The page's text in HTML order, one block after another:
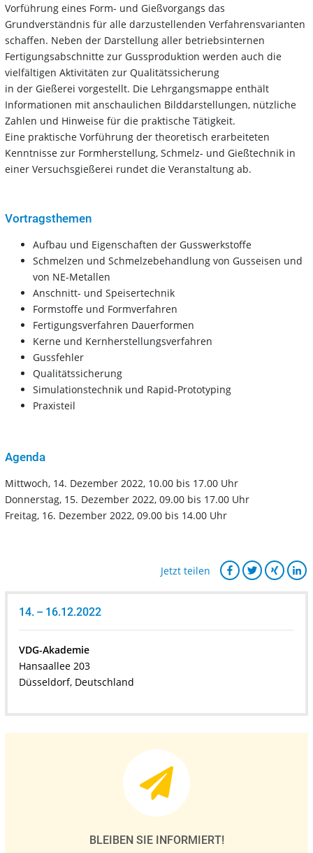
Vorführung eines Form- und Gießvorgangs das
Grundverständnis für alle darzustellenden Verfahrensvarianten
schaffen. Neben der Darstellung aller betriebsinternen
Fertigungsabschnitte zur Gussproduktion werden auch die
vielfältigen Aktivitäten zur Qualitätssicherung
in der Gießerei vorgestellt. Die Lehrgangsmappe enthält
Informationen mit anschaulichen Bilddarstellungen, nützliche
Zahlen und Hinweise für die praktische Tätigkeit.
Eine praktische Vorführung der theoretisch erarbeiteten
Kenntnisse zur Formherstellung, Schmelz- und Gießtechnik in
einer Versuchsgießerei rundet die Veranstaltung ab.
Vortragsthemen
Aufbau und Eigenschaften der Gusswerkstoffe
Schmelzen und Schmelzebehandlung von Gusseisen und
von NE-Metallen
Anschnitt- und Speisertechnik
Formstoffe und Formverfahren
Fertigungsverfahren Dauerformen
Kerne und Kernherstellungsverfahren
Gussfehler
Qualitätssicherung
Simulationstechnik und Rapid-Prototyping
Praxisteil
Agenda
Mittwoch, 14. Dezember 2022, 10.00 bis 17.00 Uhr
Donnerstag, 15. Dezember 2022, 09.00 bis 17.00 Uhr
Freitag, 16. Dezember 2022, 09.00 bis 14.00 Uhr
Jetzt teilen
14. – 16.12.2022
VDG-Akademie
Hansaallee 203
Düsseldorf, Deutschland
BLEIBEN SIE INFORMIERT!